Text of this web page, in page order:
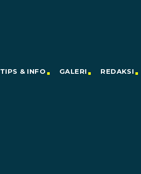
TIPS & INFO GALERI REDAKSI